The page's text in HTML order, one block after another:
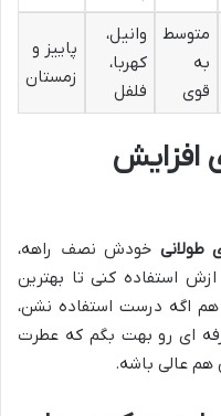
متوسط
به
قوی
وانیل،
کهربا،
فلفل
پاییز و
زمستان
افزایش
طولانی خودش نصف راهه،
استفاده کنی تا بهترین
اگه درست استفاده نشن،
ای رو بهت بگم که عطرت
عالی باشه.